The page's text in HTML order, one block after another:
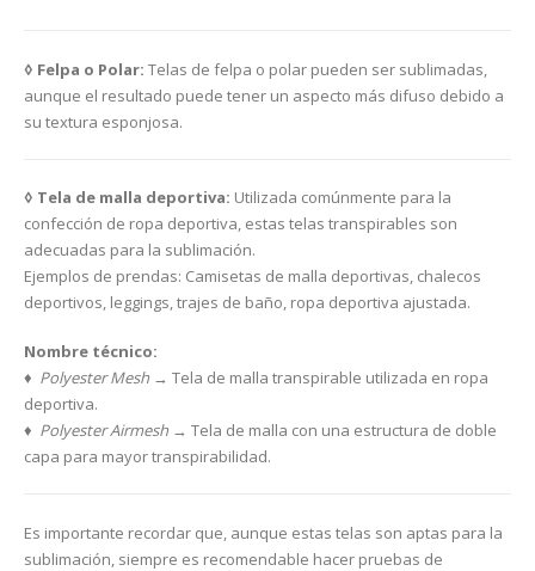
◊ Felpa o Polar: Telas de felpa o polar pueden ser sublimadas,
aunque el resultado puede tener un aspecto más difuso debido a
su textura esponjosa.
◊ Tela de malla deportiva: Utilizada comúnmente para la
confección de ropa deportiva, estas telas transpirables son
adecuadas para la sublimación.
Ejemplos de prendas: Camisetas de malla deportivas, chalecos
deportivos, leggings, trajes de baño, ropa deportiva ajustada.
Nombre técnico:
♦ Polyester Mesh → Tela de malla transpirable utilizada en ropa
deportiva.
♦ Polyester Airmesh → Tela de malla con una estructura de doble
capa para mayor transpirabilidad.
Es importante recordar que, aunque estas telas son aptas para la
sublimación, siempre es recomendable hacer pruebas de